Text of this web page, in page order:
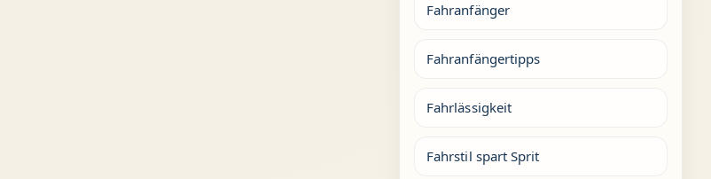
Fahranfänger
Fahranfängertipps
Fahrlässigkeit
Fahrstil spart Sprit